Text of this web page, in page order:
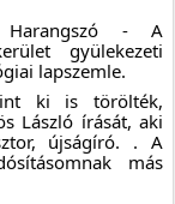
- A
gyülekezeti
lapszemle.
ki is törölték,
László írását, aki
újságíró. . A
más